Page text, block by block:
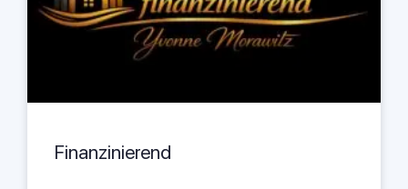
Finanzinierend